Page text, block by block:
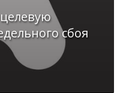
сбоя